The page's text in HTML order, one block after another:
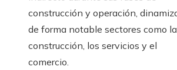
construcción y operación,
de forma notable sectores como la
construcción, los servicios y el
comercio.